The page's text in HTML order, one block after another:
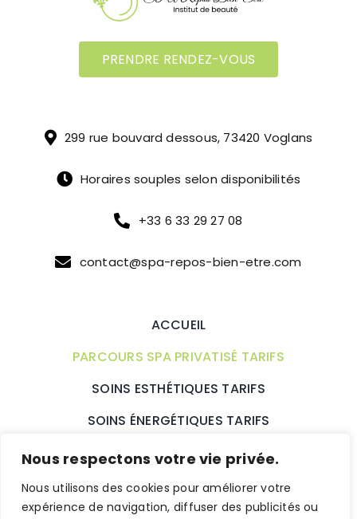
Nous respectons votre vie privée.
Nous utilisons des cookies pour améliorer votre
expérience de navigation, diffuser des publicités ou
PRENDRE RENDEZ-VOUS
299 rue bouvard dessous, 73420 Voglans
Horaires souples selon disponibilités
+33 6 33 29 27 08
contact@spa-repos-bien-etre.com
ACCUEIL
PARCOURS SPA PRIVATISÉ TARIFS
SOINS ESTHÉTIQUES TARIFS
SOINS ÉNERGÉTIQUES TARIFS
SOINS HOLISTIQUES TARIFS
BONS CADEAUX
ACTUALITÉS